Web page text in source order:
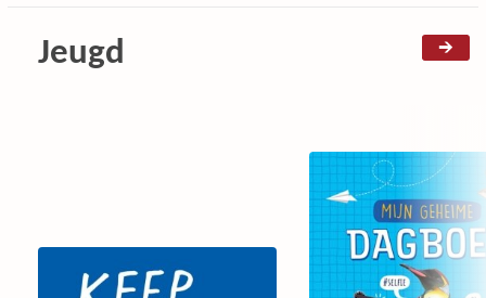
Jeugd